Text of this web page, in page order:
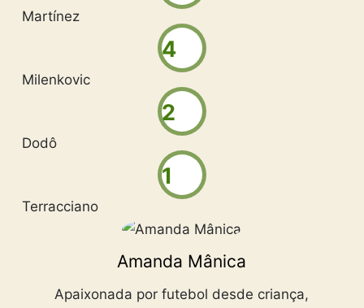
Martínez
4
Milenkovic
2
Dodô
1
Terracciano
Amanda Mânica
Apaixonada por futebol desde criança,